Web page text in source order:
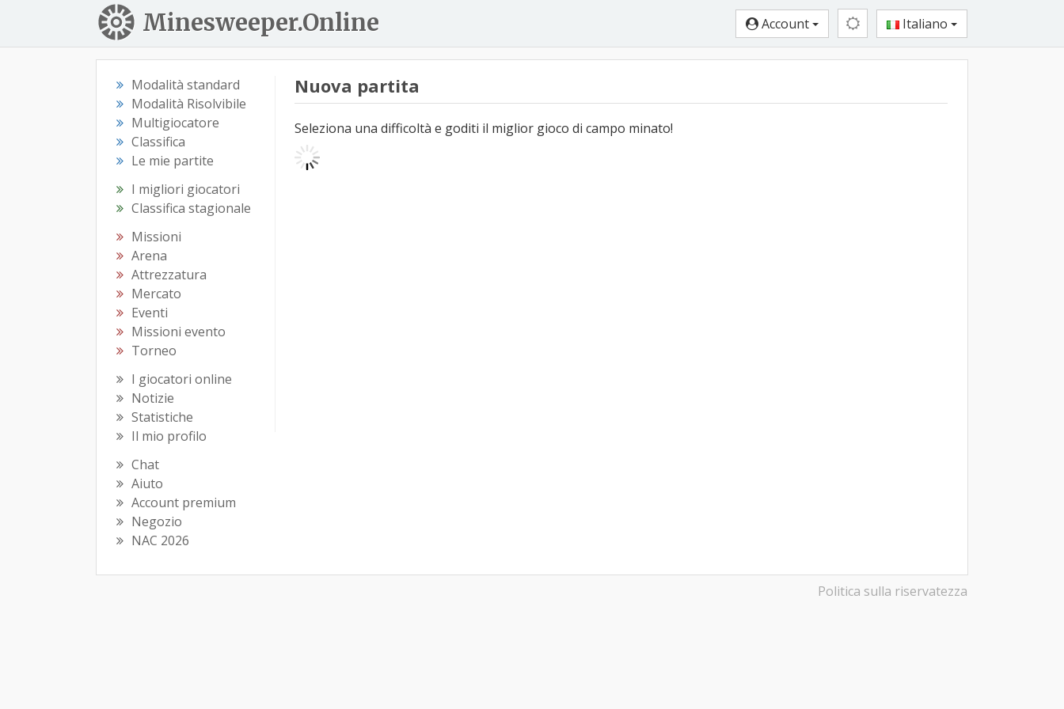
Minesweeper.Online Account Italiano
Modalità standard
Modalità Risolvibile
Multigiocatore
Classifica
Le mie partite
I migliori giocatori
Classifica stagionale
Missioni
Arena
Attrezzatura
Mercato
Eventi
Missioni evento
Torneo
I giocatori online
Notizie
Statistiche
Il mio profilo
Chat
Aiuto
Account premium
Negozio
NAC 2026
Nuova partita
Seleziona una difficoltà e goditi il miglior gioco di campo minato!
Politica sulla riservatezza